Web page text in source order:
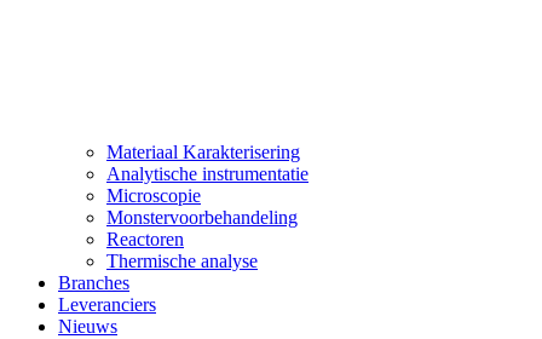
Materiaal Karakterisering
Analytische instrumentatie
Microscopie
Monstervoorbehandeling
Reactoren
Thermische analyse
Branches
Leveranciers
Nieuws